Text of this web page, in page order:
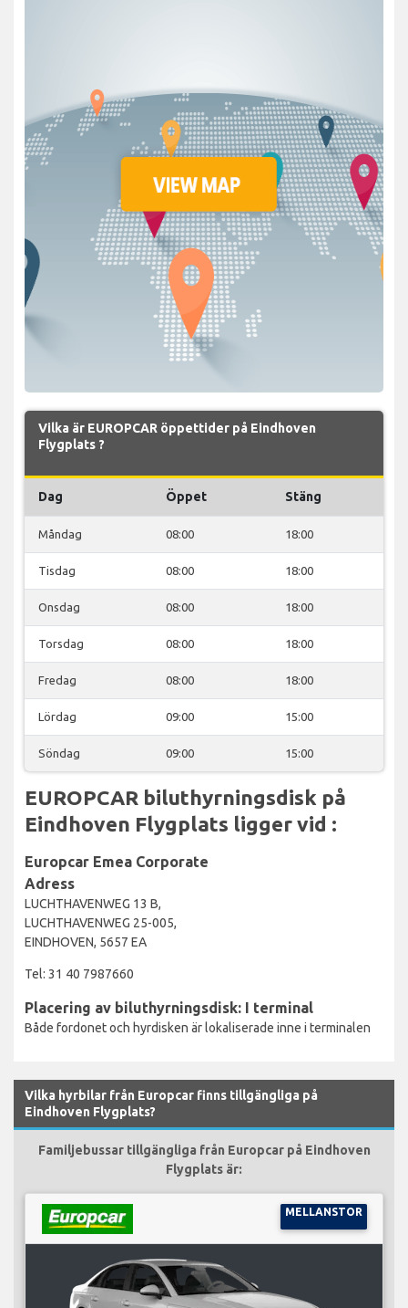
Vilka är EUROPCAR öppettider på Eindhoven
Flygplats ?
Dag Öppet Stäng
Måndag 08:00 18:00
Tisdag 08:00 18:00
Onsdag 08:00 18:00
Torsdag 08:00 18:00
Fredag 08:00 18:00
Lördag 09:00 15:00
Söndag 09:00 15:00
EUROPCAR biluthyrningsdisk på
Eindhoven Flygplats ligger vid :
Europcar Emea Corporate
Adress
LUCHTHAVENWEG 13 B,
LUCHTHAVENWEG 25-005,
EINDHOVEN, 5657 EA
Tel: 31 40 7987660
Placering av biluthyrningsdisk: I terminal
Både fordonet och hyrdisken är lokaliserade inne i terminalen
Vilka hyrbilar från Europcar finns tillgängliga på
Eindhoven Flygplats?
Familjebussar tillgängliga från Europcar på Eindhoven
Flygplats är:
MELLANSTOR